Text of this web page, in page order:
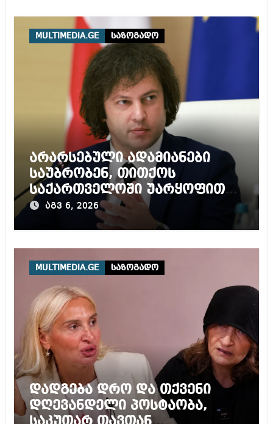
MULTIMEDIA.GE საზოგადო
არარსებული ადამიანები
საუბრობენ, თითქოს
საქართველოში უარყოფითი
გარემოა შექმნილი რუსი
ტურისტებისთვის, ჩვენი კარი
აგვ 6, 2026
MULTIMEDIA.GE საზოგადო
დადგება დრო და თქვენი
დღევანდელი პოსტაობა,